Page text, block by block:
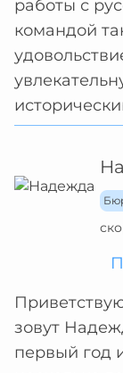
работы с
командой
зовут
первый год